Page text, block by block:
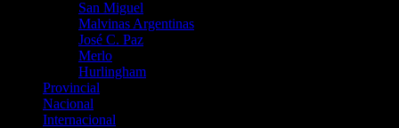
San Miguel
Malvinas Argentinas
José C. Paz
Merlo
Hurlingham
Provincial
Nacional
Internacional